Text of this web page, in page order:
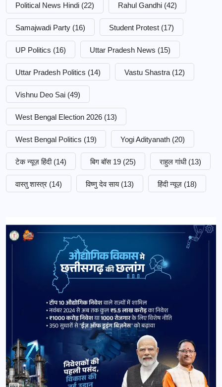
Political News Hindi (22) Rahul Gandhi (42)
Samajwadi Party (16) Student Protest (17)
UP Politics (16) Uttar Pradesh News (15)
Uttar Pradesh Politics (14) Vastu Shastra (12)
Vishnu Deo Sai (49)
West Bengal Election 2026 (13)
West Bengal Politics (19) Yogi Adityanath (20)
टेक न्यूज़ हिंदी (14) बिग बॉस 19 (25) राहुल गांधी (13)
वास्तु शास्त्र (14) विष्णु देव साय (13) हिंदी न्यूज़ (18)